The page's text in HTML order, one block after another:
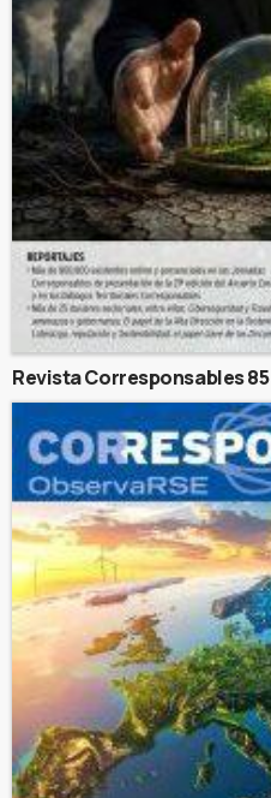
Revista Corresponsables 85